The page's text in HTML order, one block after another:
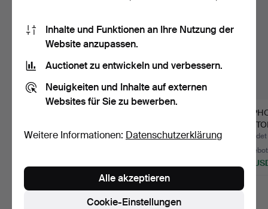
Beendet 24. Mai 2026
Beendet 10. Mai 2026
10
192
Inhalte und Funktionen an Ihre Nutzung der
Website anzupassen.
Auctionet zu entwickeln und verbessern.
Neuigkeiten und Inhalte auf externen
Websites für Sie zu bewerben.
Weitere Informationen: Datenschutzerklärung
Cookie-Einstellungen
Alle akzeptieren